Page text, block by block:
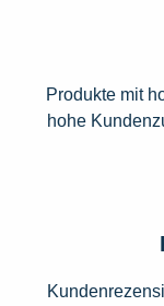
Produkte mit
hohe